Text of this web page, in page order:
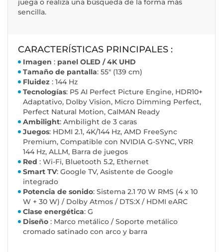
sencilla.
CARACTERÍSTICAS PRINCIPALES :
Imagen : panel OLED / 4K UHD
Tamaño de pantalla: 55" (139 cm)
Fluidez : 144 Hz
Tecnologías: P5 AI Perfect Picture Engine, HDR10+
Adaptativo, Dolby Vision, Micro Dimming Perfect,
Perfect Natural Motion, CaIMAN Ready
Ambilight: Ambilight de 3 caras
Juegos: HDMI 2.1, 4K/144 Hz, AMD FreeSync
Premium, Compatible con NVIDIA G-SYNC, VRR
144 Hz, ALLM, Barra de juegos
Red : Wi-Fi, Bluetooth 5.2, Ethernet
Smart TV: Google TV, Asistente de Google
integrado
Potencia de sonido: Sistema 2.1 70 W RMS (4 x 10
W + 30 W) / Dolby Atmos / DTS:X / HDMI eARC
Clase energética: G
Diseño : Marco metálico / Soporte metálico
cromado satinado con arco y barra